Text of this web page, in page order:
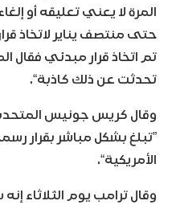
المرة لا يعني تعليقه أو
حتى منتصف يناير لاتخاذ
تم اتخاذ قرار مبدئي فقال
تحدثت عن ذلك كاذبة“.
‬”تبلغ بشكل مباشر بقرار
الأمريكية“.
وقال ترامب يوم الثلاثاء